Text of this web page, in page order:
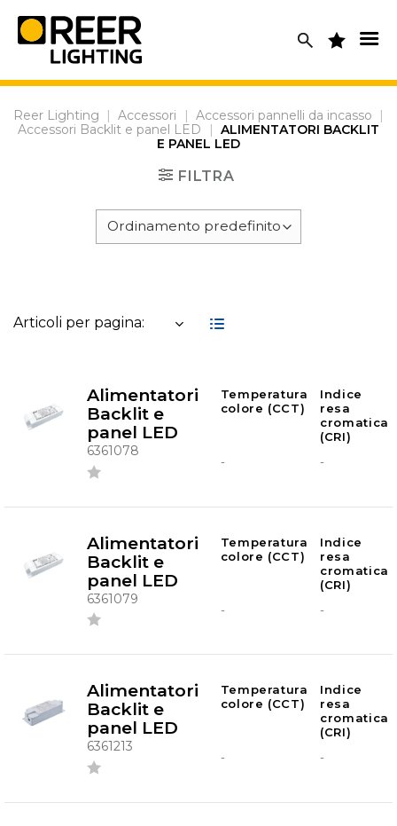
content
Reer Lighting | Accessori | Accessori pannelli da incasso
|
Accessori Backlit e panel LED
| ALIMENTATORI BACKLIT
E PANEL LED
FILTRA
Articoli per pagina:
Alimentatori
Backlit e
panel LED
6361078
Temperatura
colore (CCT)
Indice
resa
cromatica
(CRI)
-
-
Alimentatori
Backlit e
panel LED
6361079
Temperatura
colore (CCT)
Indice
resa
cromatica
(CRI)
-
-
Alimentatori
Backlit e
panel LED
6361213
Temperatura
colore (CCT)
Indice
resa
cromatica
(CRI)
-
-